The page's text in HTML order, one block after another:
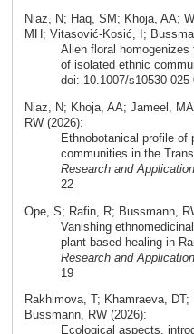
Niaz, N; Haq, SM; Khoja, AA;
MH; Vitasović‑Kosić, I;
Alien floral
of isolated ethnic
doi: 10.1007/s10530-
Niaz, N; Khoja, AA; Jameel,
RW (2026):
Ethnobotanical profile of
communities in the
Research and
22
Ope, S; Rafin, R; Bussmann,
Vanishing
plant-based healing in
Research and
19
Rakhimova, T; Khamraeva,
Bussmann, RW (2026):
Ecological aspects,